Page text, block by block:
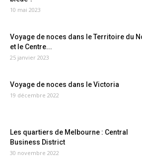
10 mai 2023
Voyage de noces dans le Territoire du
et le Centre...
25 janvier 2023
Voyage de noces dans le Victoria
19 décembre 2022
Les quartiers de Melbourne : Central
Business District
30 novembre 2022